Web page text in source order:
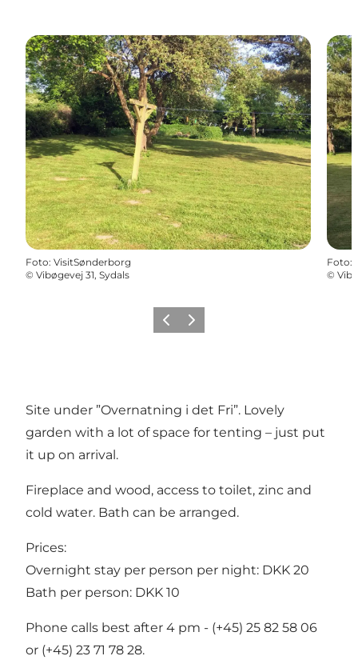
Foto: VisitSønderborg
© Vibøgevej 31, Sydals
Foto:
©
Föregående
Nästa
Site under ”Overnatning i det Fri”. Lovely
garden with a lot of space for tenting – just put
it up on arrival.
Fireplace and wood, access to toilet, zinc and
cold water. Bath can be arranged.
Prices:
Overnight stay per person per night: DKK 20
Bath per person: DKK 10
Phone calls best after 4 pm - (+45) 25 82 58 06
or (+45) 23 71 78 28.